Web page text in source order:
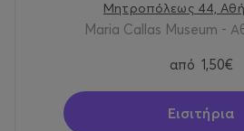
Μητροπόλεως 44,
Maria Callas Museum -
από 1,50€
Εισιτήρια